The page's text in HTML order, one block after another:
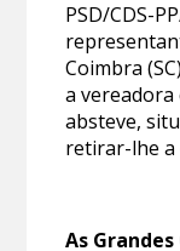
PSD/CDS-
Coimbra
a vereadora
absteve,
retirar-lhe a
As